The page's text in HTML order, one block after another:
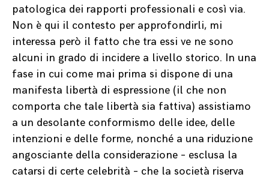
patologica dei rapporti professionali e così via.
Non è qui il contesto per approfondirli, mi
interessa però il fatto che tra essi ve ne sono
alcuni in grado di incidere a livello storico. In una
fase in cui come mai prima si dispone di una
manifesta libertà di espressione (il che non
comporta che tale libertà sia fattiva) assistiamo
a un desolante conformismo delle idee, delle
intenzioni e delle forme, nonché a una riduzione
angosciante della considerazione – esclusa la
catarsi di certe celebrità – che la società riserva